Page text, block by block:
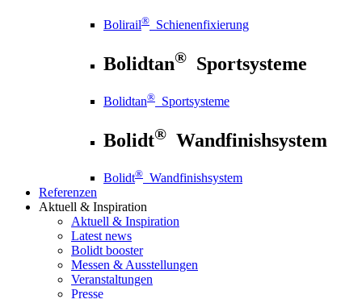
Bolirail® Schienenfixierung
Bolidtan® Sportsysteme
Bolidtan® Sportsysteme
Bolidt® Wandfinishsystem
Bolidt® Wandfinishsystem
Referenzen
Aktuell & Inspiration
Aktuell & Inspiration
Latest news
Bolidt booster
Messen & Ausstellungen
Veranstaltungen
Presse